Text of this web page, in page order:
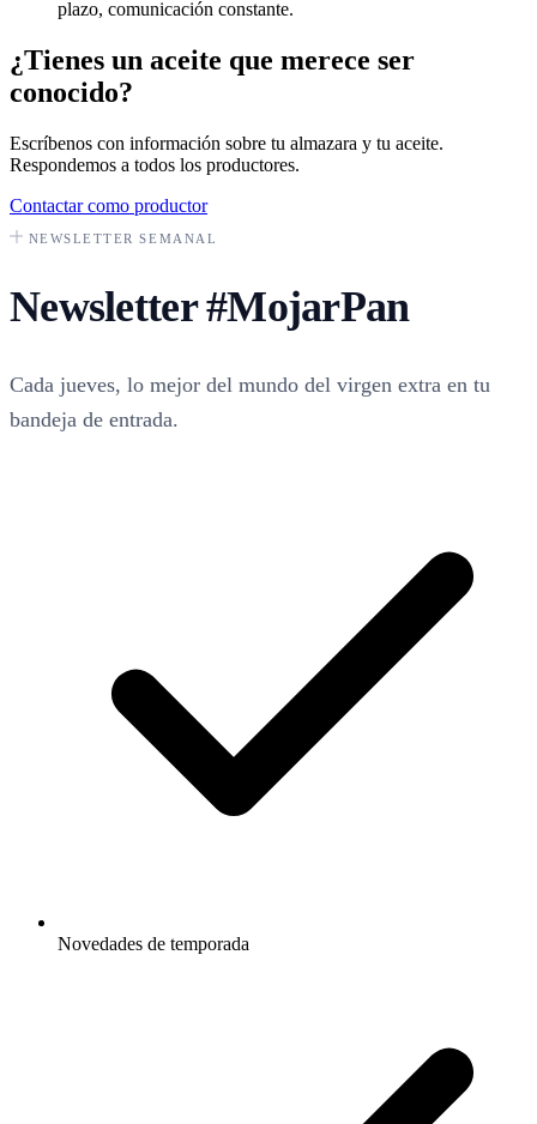
plazo, comunicación constante.
¿Tienes un aceite que merece ser
conocido?
Escríbenos con información sobre tu almazara y tu aceite.
Respondemos a todos los productores.
Contactar como productor
NEWSLETTER SEMANAL
Newsletter#MojarPan
Cada jueves, lo mejor del mundo del virgen extra en tu
bandeja de entrada.
Novedades de temporada